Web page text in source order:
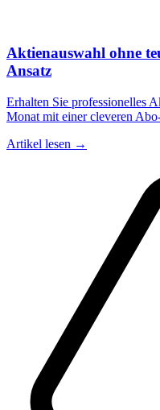
Aktienauswahl ohne
Ansatz
Erhalten Sie professionelles
Monat mit einer cleveren
Artikel lesen →